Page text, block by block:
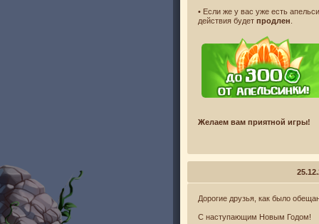
• Если же у вас уже есть
действия будет продлен
Желаем вам приятной игры!
Дорогие друзья, как было
С наступающим Новым Годом!